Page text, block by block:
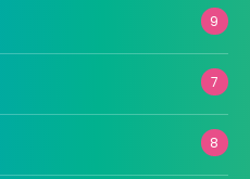
9
7
8